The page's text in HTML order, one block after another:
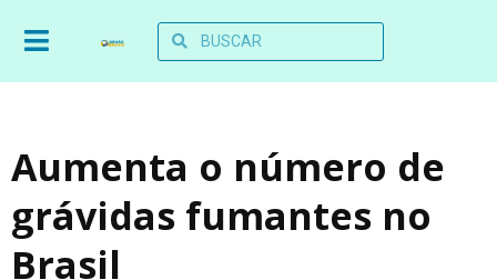
Aumenta o número de
grávidas fumantes no
Brasil